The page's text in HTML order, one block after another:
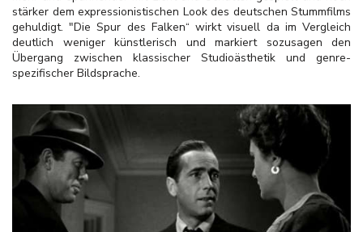
stärker dem expressionistischen Look des deutschen Stummfilms
gehuldigt. "Die Spur des Falken“ wirkt visuell da im Vergleich
deutlich weniger künstlerisch und markiert sozusagen den
Übergang zwischen klassischer Studioästhetik und genre-
spezifischer Bildsprache.